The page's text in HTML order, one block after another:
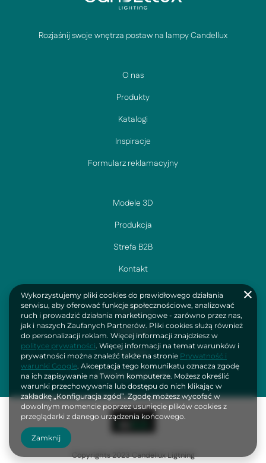
Rozjaśnij swoje wnętrza postaw na lampy Candellux
O nas
Produkty
Katalogi
Inspiracje
Formularz reklamacyjny
Modele 3D
Produkcja
Strefa B2B
Kontakt
Facebook
Instagram
YouTube
Polityka prywatności
Copyrights 2023 Candellux Ligtning
Wykorzystujemy pliki cookies do prawidłowego działania
serwisu, aby oferować funkcje społecznościowe, analizować
ruch i prowadzić działania marketingowe - zarówno przez nas,
jak i naszych Zaufanych Partnerów. Pliki cookies służą również
do personalizacji reklam. Więcej informacji znajdziesz w
polityce prywatności. Więcej informacji na temat warunków i
prywatności można znaleźć także na stronie Prywatność i
warunki Google. Akceptacja tego komunikatu oznacza zgodę
na ich zapisywanie na Twoim komputerze. Możesz określić
warunki przechowywania lub dostępu do nich klikając w
zakładkę „Konfiguracja zgód”. Zgodę możesz wycofać w
dowolnym momencie poprzez usunięcie plików cookies z
przeglądarki z danego urządzenia końcowego.
Zamknij